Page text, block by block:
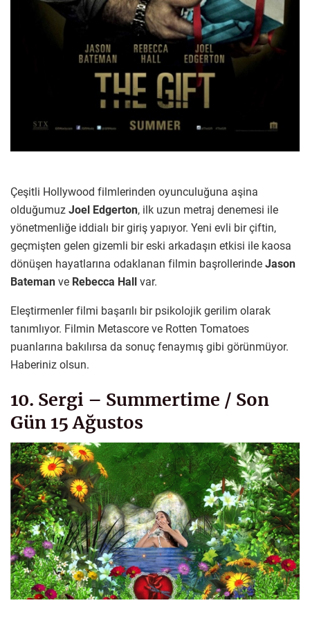
Çeşitli Hollywood filmlerinden oyunculuğuna aşina
olduğumuz Joel Edgerton, ilk uzun metraj denemesi ile
yönetmenliğe iddialı bir giriş yapıyor. Yeni evli bir çiftin,
geçmişten gelen gizemli bir eski arkadaşın etkisi ile kaosa
dönüşen hayatlarına odaklanan filmin başrollerinde Jason
Bateman ve Rebecca Hall var.
Eleştirmenler filmi başarılı bir psikolojik gerilim olarak
tanımlıyor. Filmin Metascore ve Rotten Tomatoes
puanlarına bakılırsa da sonuç fenaymış gibi görünmüyor.
Haberiniz olsun.
10. Sergi – Summertime / Son
Gün 15 Ağustos